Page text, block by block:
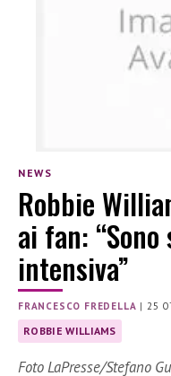
NEWS
Robbie
ai fan:
intensiva”
FRANCESCO FREDELLA | 25
ROBBIE WILLIAMS
Foto LaPresse/Stefano